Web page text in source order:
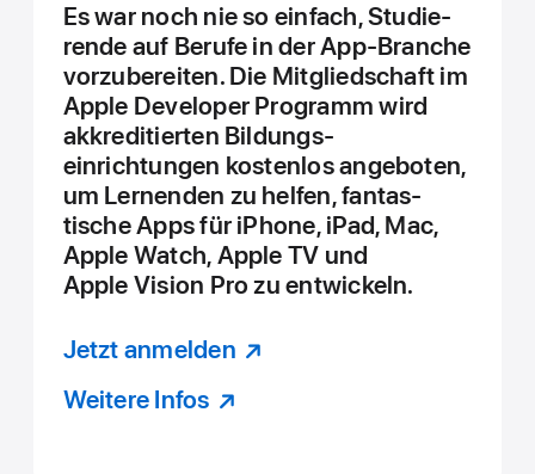
Es war noch nie so ein­fach, Studie­
rende auf Berufe in der App-Branche
vor­zu­bereiten. Die Mit­glied­schaft im
Apple Developer Programm wird
akkre­ditierten Bildungs­
einrichtungen kosten­los angeboten,
um Lernenden zu helfen, fan­tas­
tische Apps für iPhone, iPad, Mac,
Apple Watch, Apple TV und
Apple Vision Pro zu ent­wickeln.
Jetzt anmelden
Weitere Infos